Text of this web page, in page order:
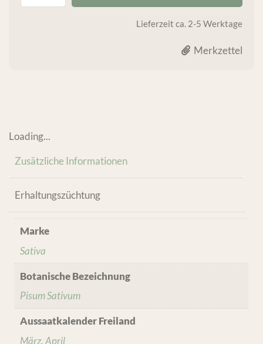
Lieferzeit ca. 2-5 Werktage
Merkzettel
Loading...
Zusätzliche Informationen
Erhaltungszüchtung
Marke
Sativa
Botanische Bezeichnung
Pisum Sativum
Aussaatkalender Freiland
März,April